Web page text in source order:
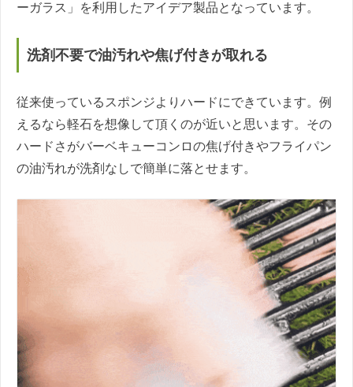
ーガラス」を利用したアイデア製品となっています。
洗剤不要で油汚れや焦げ付きが取れる
従来使っているスポンジよりハードにできています。例
えるなら軽石を想像して頂くのが近いと思います。その
ハードさがバーベキューコンロの焦げ付きやフライパン
の油汚れが洗剤なしで簡単に落とせます。